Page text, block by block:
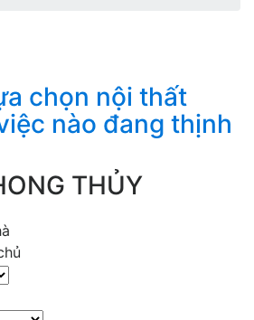
chọn nội thất
nào đang thịnh
THỦY